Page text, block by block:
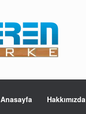
Anasayfa Hakkımızda